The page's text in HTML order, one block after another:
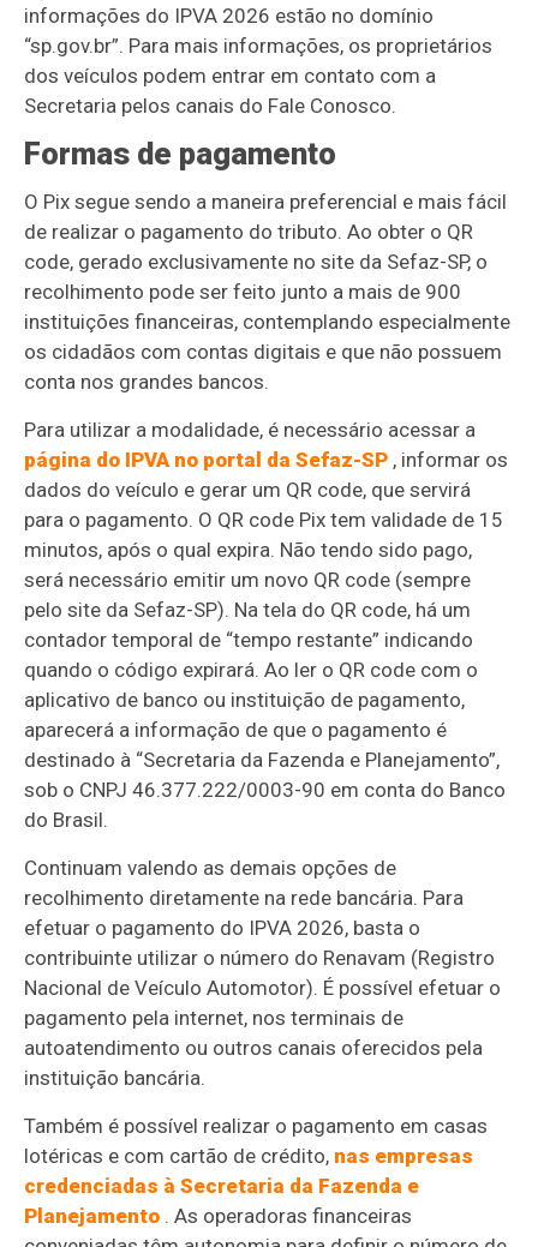
informações do IPVA 2026 estão no domínio
“sp.gov.br”. Para mais informações, os proprietários
dos veículos podem entrar em contato com a
Secretaria pelos canais do Fale Conosco.
Formas de pagamento
O Pix segue sendo a maneira preferencial e mais fácil
de realizar o pagamento do tributo. Ao obter o QR
code, gerado exclusivamente no site da Sefaz-SP, o
recolhimento pode ser feito junto a mais de 900
instituições financeiras, contemplando especialmente
os cidadãos com contas digitais e que não possuem
conta nos grandes bancos.
Para utilizar a modalidade, é necessário acessar a
página do IPVA no portal da Sefaz-SP , informar os
dados do veículo e gerar um QR code, que servirá
para o pagamento. O QR code Pix tem validade de 15
minutos, após o qual expira. Não tendo sido pago,
será necessário emitir um novo QR code (sempre
pelo site da Sefaz-SP). Na tela do QR code, há um
contador temporal de “tempo restante” indicando
quando o código expirará. Ao ler o QR code com o
aplicativo de banco ou instituição de pagamento,
aparecerá a informação de que o pagamento é
destinado à “Secretaria da Fazenda e Planejamento”,
sob o CNPJ 46.377.222/0003-90 em conta do Banco
do Brasil.
Continuam valendo as demais opções de
recolhimento diretamente na rede bancária. Para
efetuar o pagamento do IPVA 2026, basta o
contribuinte utilizar o número do Renavam (Registro
Nacional de Veículo Automotor). É possível efetuar o
pagamento pela internet, nos terminais de
autoatendimento ou outros canais oferecidos pela
instituição bancária.
Também é possível realizar o pagamento em casas
lotéricas e com cartão de crédito, nas empresas
credenciadas à Secretaria da Fazenda e
Planejamento . As operadoras financeiras